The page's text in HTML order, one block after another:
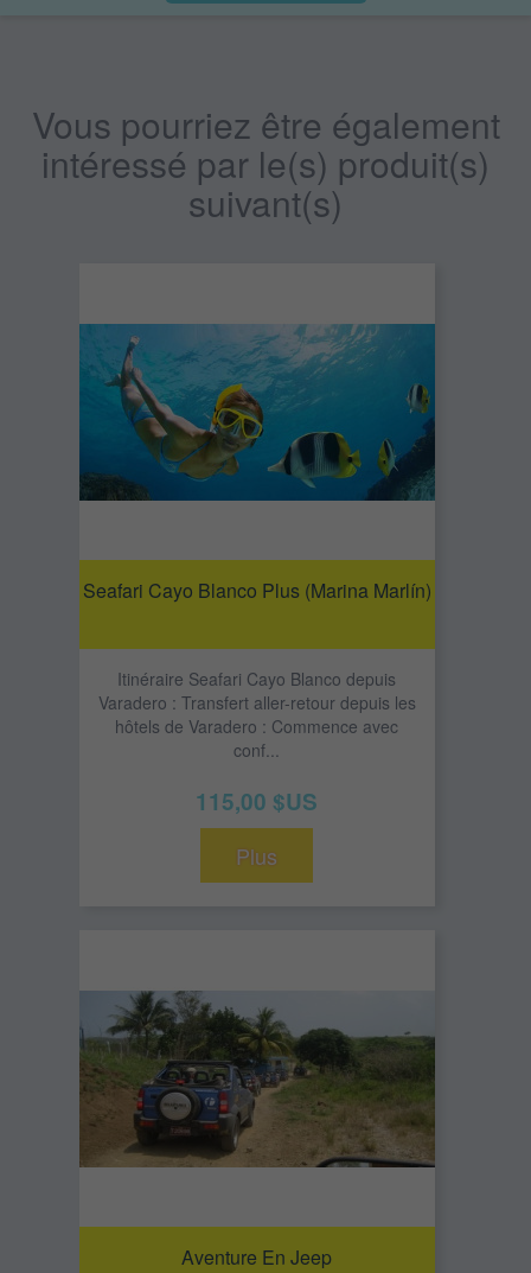
Vous pourriez être également
intéressé par le(s) produit(s)
suivant(s)
Seafari Cayo Blanco Plus (Marina Marlín)
Itinéraire Seafari Cayo Blanco depuis
Varadero : Transfert aller-retour depuis les
hôtels de Varadero : Commence avec
conf...
115,00 $US
Plus
Aventure En Jeep